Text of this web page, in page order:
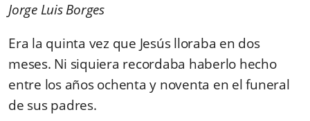
Jorge Luis Borges
Era la quinta vez que Jesús lloraba en dos
meses. Ni siquiera recordaba haberlo hecho
entre los años ochenta y noventa en el funeral
de sus padres.